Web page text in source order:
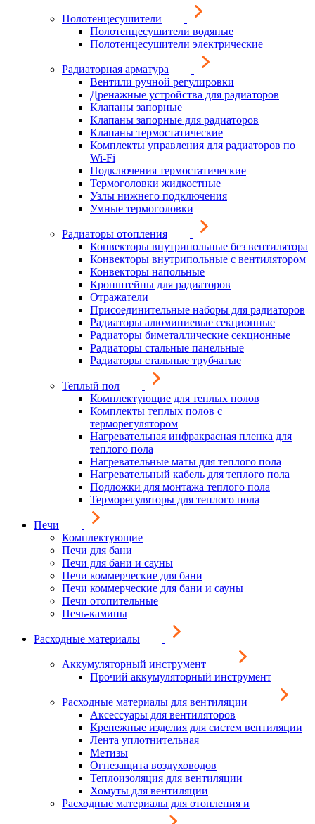
Полотенцесушители
Полотенцесушители водяные
Полотенцесушители электрические
Радиаторная арматура
Вентили ручной регулировки
Дренажные устройства для радиаторов
Клапаны запорные
Клапаны запорные для радиаторов
Клапаны термостатические
Комплекты управления для радиаторов по
Wi-Fi
Подключения термостатические
Термоголовки жидкостные
Узлы нижнего подключения
Умные термоголовки
Радиаторы отопления
Конвекторы внутрипольные без вентилятора
Конвекторы внутрипольные с вентилятором
Конвекторы напольные
Кронштейны для радиаторов
Отражатели
Присоединительные наборы для радиаторов
Радиаторы алюминиевые секционные
Радиаторы биметаллические секционные
Радиаторы стальные панельные
Радиаторы стальные трубчатые
Теплый пол
Комплектующие для теплых полов
Комплекты теплых полов с
терморегулятором
Нагревательная инфракрасная пленка для
теплого пола
Нагревательные маты для теплого пола
Нагревательный кабель для теплого пола
Подложки для монтажа теплого пола
Терморегуляторы для теплого пола
Печи
Комплектующие
Печи для бани
Печи для бани и сауны
Печи коммерческие для бани
Печи коммерческие для бани и сауны
Печи отопительные
Печь-камины
Расходные материалы
Аккумуляторный инструмент
Прочий аккумуляторный инструмент
Расходные материалы для вентиляции
Аксессуары для вентиляторов
Крепежные изделия для систем вентиляции
Лента уплотнительная
Метизы
Огнезащита воздуховодов
Теплоизоляция для вентиляции
Хомуты для вентиляции
Расходные материалы для отопления и